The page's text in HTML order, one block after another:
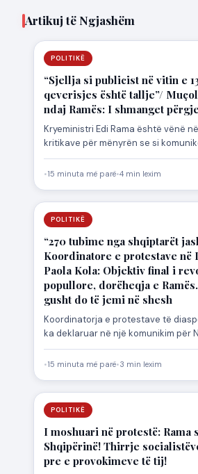
Artikuj të Ngjashëm
POLITIKË
“Sjellja si publicist në vitin e
qeverisjes është tallje”/
ndaj Ramës: I shmanget
Kryeministri Edi Rama është vënë
kritikave për mënyrën se si
veçanërisht gjatë…
•15 minuta më parë•4 min lexim
POLITIKË
“270 tubime nga shqiptarët
Koordinatore e protestave në
Paola Kola: Objektiv final i
popullore, dorëheqja e
gusht do të jemi në shesh
Koordinatorja e protestave të
ka deklaruar në një komunikim për
lëvizjet e fundit…
•15 minuta më parë•3 min lexim
POLITIKË
I moshuari në protestë: Rama
Shqipërinë! Thirrje
pre e provokimeve të tij!